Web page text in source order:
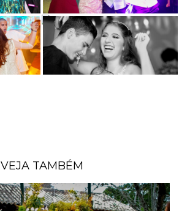
VEJA TAMBÉM